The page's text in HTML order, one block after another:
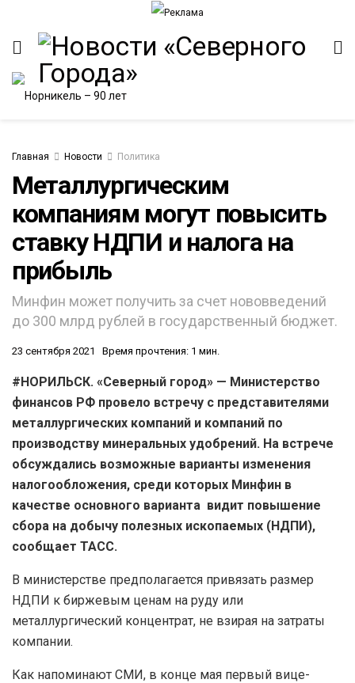
Главная Новости Политика
Металлургическим
компаниям могут повысить
ставку НДПИ и налога на
прибыль
Минфин может получить за счет нововведений
до 300 млрд рублей в государственный бюджет.
23 сентября 2021 Время прочтения: 1 мин.
#НОРИЛЬСК. «Северный город» — Министерство
финансов РФ провело встречу с представителями
металлургических компаний и компаний по
производству минеральных удобрений. На встрече
обсуждались возможные варианты изменения
налогообложения, среди которых Минфин в
качестве основного варианта видит повышение
сбора на добычу полезных ископаемых (НДПИ),
сообщает ТАСС.
В министерстве предполагается привязать размер
НДПИ к биржевым ценам на руду или
металлургический концентрат, не взирая на затраты
компании.
Как напоминают СМИ, в конце мая первый вице-